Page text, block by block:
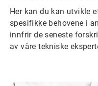
Her kan du kan utvikle
spesifikke behovene i
innfrir de seneste
av våre tekniske